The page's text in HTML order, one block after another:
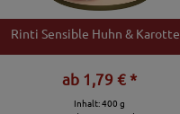
Rinti Sensible Huhn & Karotte
ab 1,79 € *
Inhalt: 400 g